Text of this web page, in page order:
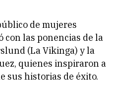
de mujeres
con las ponencias de la
(La Vikinga) y la
quienes inspiraron a
sus historias de éxito.